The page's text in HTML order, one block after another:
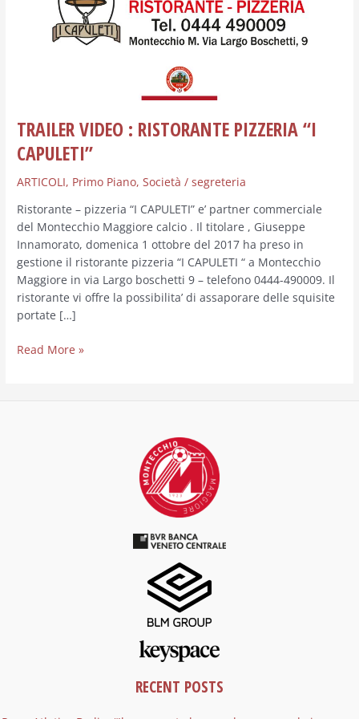
TRAILER VIDEO : RISTORANTE PIZZERIA “I
CAPULETI”
ARTICOLI, Primo Piano,Società /segreteria
Ristorante – pizzeria “I CAPULETI” e’ partner commerciale
del Montecchio Maggiore calcio . Il titolare , Giuseppe
Innamorato, domenica 1 ottobre del 2017 ha preso in
gestione il ristorante pizzeria “I CAPULETI “ a Montecchio
Maggiore in via Largo boschetti 9 – telefono 0444-490009. Il
ristorante vi offre la possibilita’ di assaporare delle squisite
portate […]
CAPULETI”
Read More »
RECENT POSTS